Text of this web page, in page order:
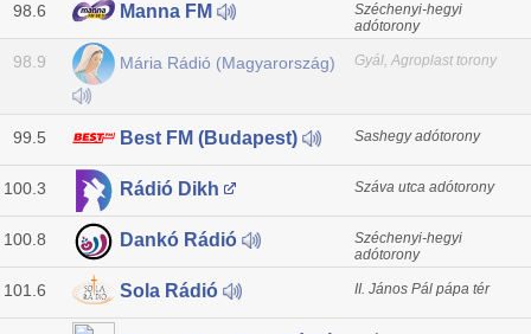
98.6 Manna FM
Széchenyi-hegyi
adótorony
98.9 Mária Rádió (Magyarország) Gyál, Agroplast torony
99.5 Best FM (Budapest) Sashegy adótorony
100.3 Rádió Dikh Száva utca adótorony
100.8 Dankó Rádió
Széchenyi-hegyi
adótorony
101.6 Sola Rádió II. János Pál pápa tér